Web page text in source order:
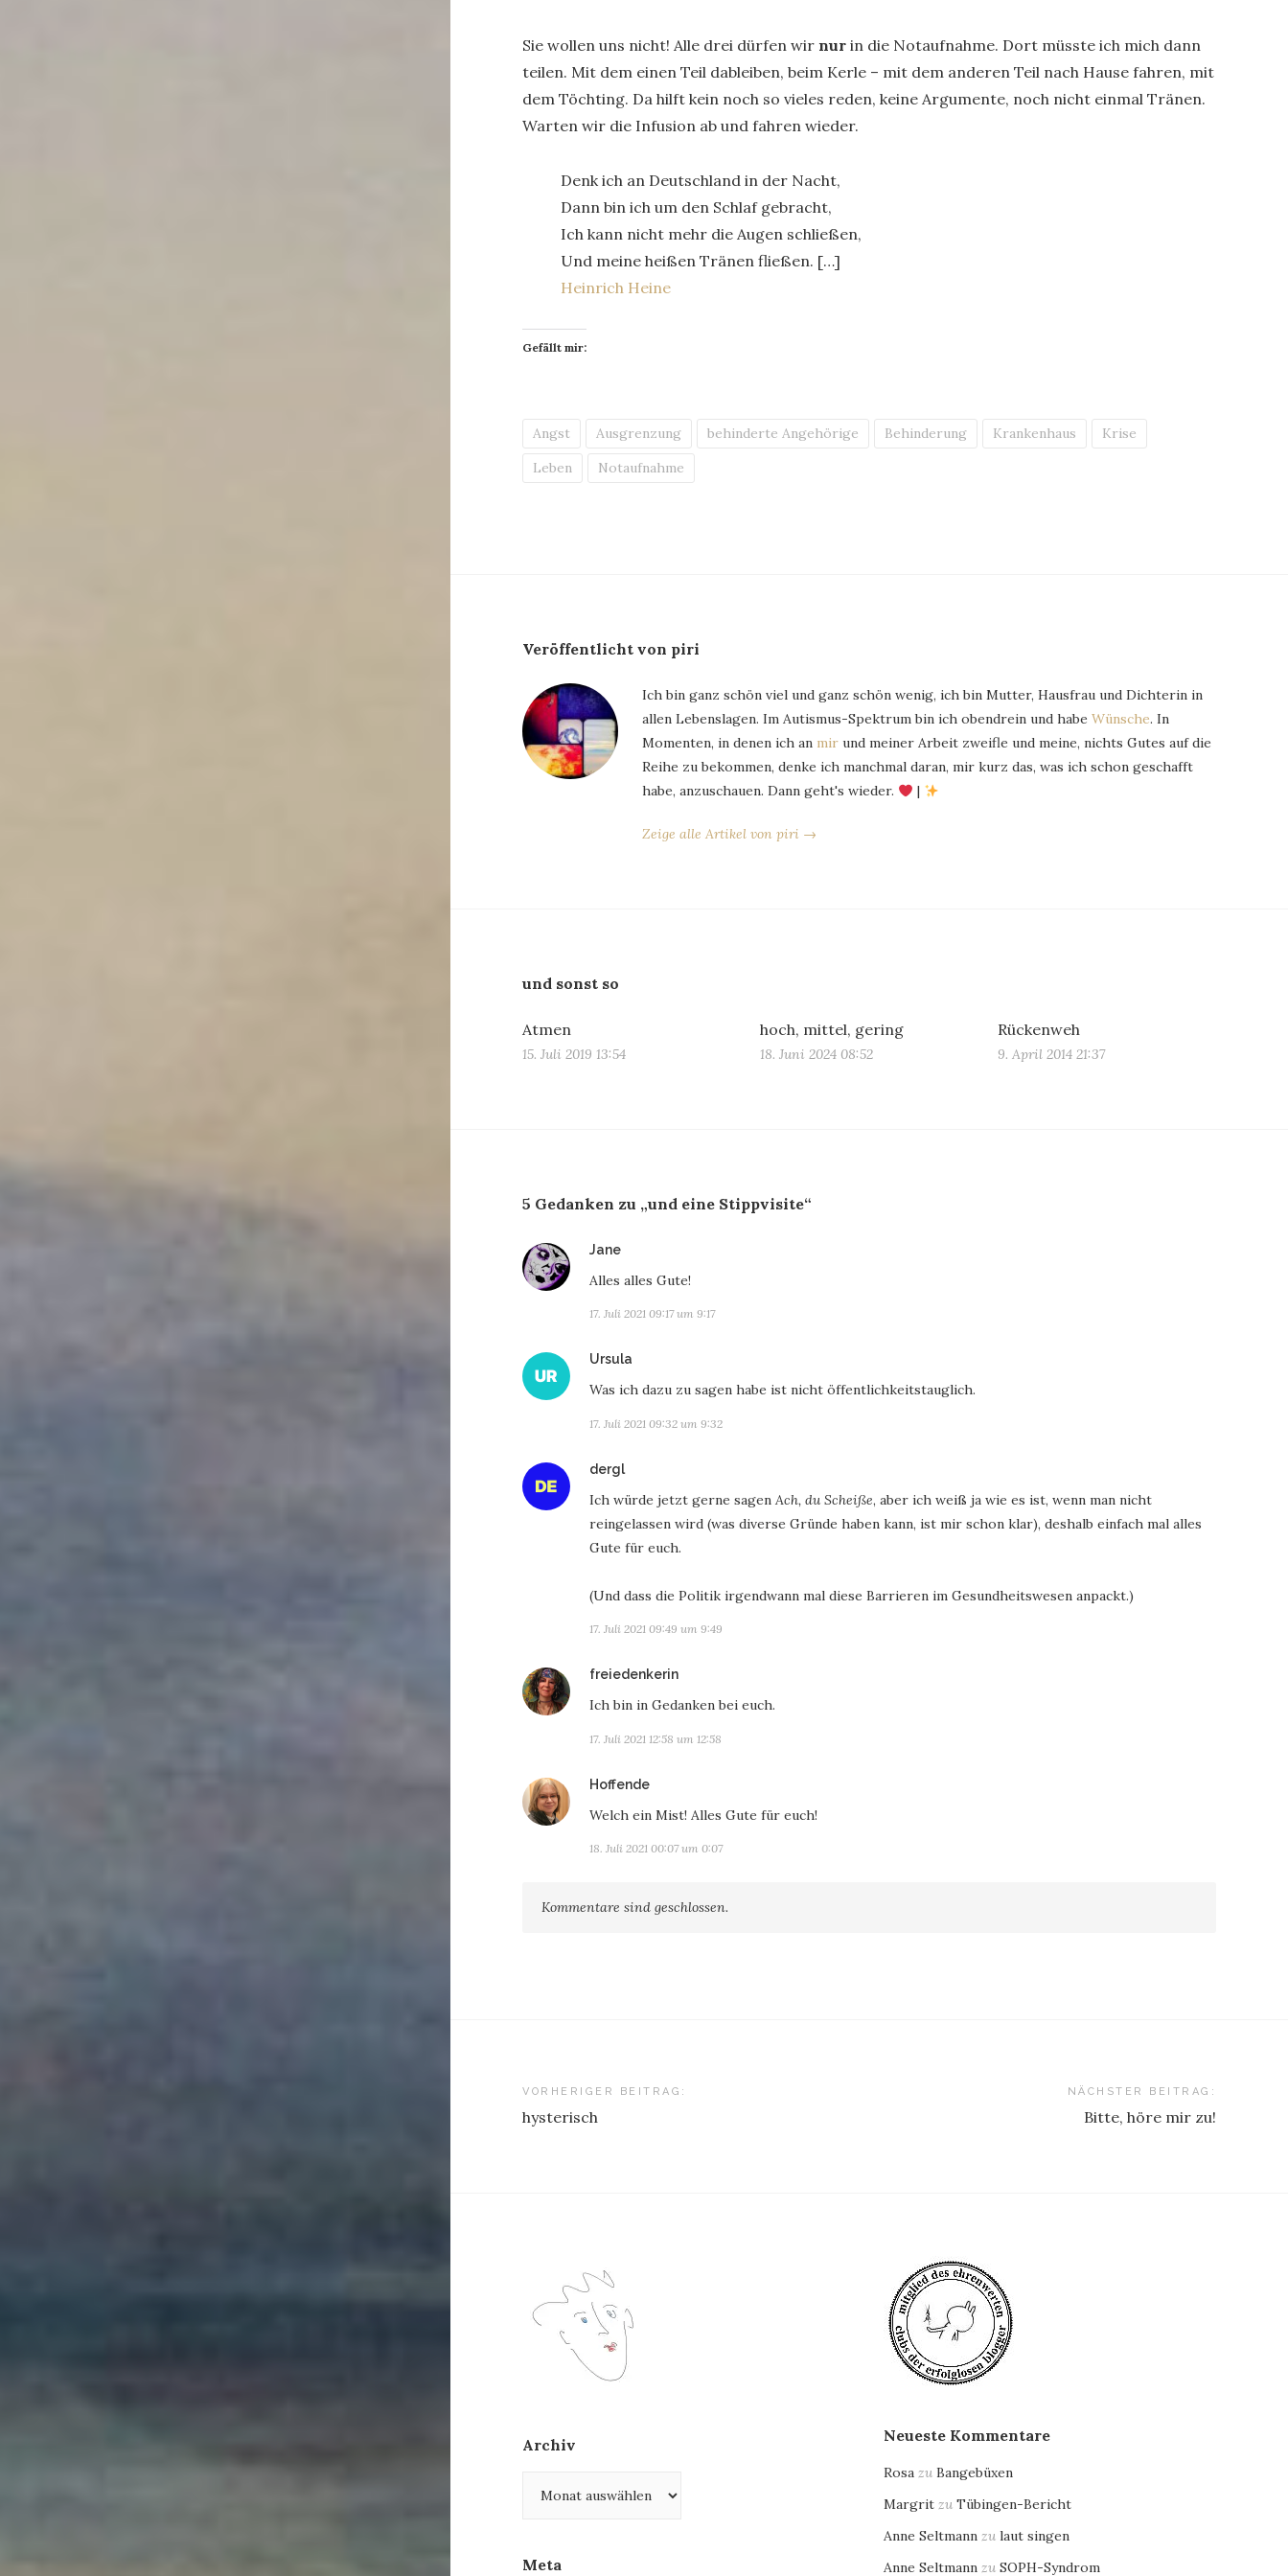
Sie wollen uns nicht! Alle drei dürfen wir nur in die Notaufnahme. Dort müsste ich mich dann
teilen. Mit dem einen Teil dableiben, beim Kerle – mit dem anderen Teil nach Hause fahren, mit
dem Töchting. Da hilft kein noch so vieles reden, keine Argumente, noch nicht einmal Tränen.
Warten wir die Infusion ab und fahren wieder.
Denk ich an Deutschland in der Nacht,
Dann bin ich um den Schlaf gebracht,
Ich kann nicht mehr die Augen schließen,
Und meine heißen Tränen fließen. […]
Heinrich Heine
Gefällt mir:
Angst Ausgrenzung behinderte Angehörige Behinderung Krankenhaus
Krise
Leben
Notaufnahme
Veröffentlicht von piri
Ich bin ganz schön viel und ganz schön wenig, ich bin Mutter, Hausfrau und Dichterin in
allen Lebenslagen. Im Autismus-Spektrum bin ich obendrein und habeWünsche. In
Momenten, in denen ich an mir und meiner Arbeit zweifle und meine, nichts Gutes auf die
Reihe zu bekommen, denke ich manchmal daran, mir kurz das, was ich schon geschafft
habe, anzuschauen. Dann geht's wieder.
|
Zeige alle Artikel von piri →
und sonst so
Atmen
15. Juli 2019 13:54
hoch, mittel, gering
18. Juni 2024 08:52
Rückenweh
9. April 2014 21:37
5 Gedanken zu „und eine Stippvisite“
Janesagt:
Alles alles Gute!
17. Juli 2021 09:17 um 9:17
Ursula
Was ich dazu zu sagen habe ist nicht öffentlichkeitstauglich.
17. Juli 2021 09:32 um 9:32
dergl
Ich würde jetzt gerne sagenAch, du Scheiße, aber ich weiß ja wie es ist, wenn man nicht
reingelassen wird (was diverse Gründe haben kann, ist mir schon klar), deshalb einfach mal alles
Gute für euch.
(Und dass die Politik irgendwann mal diese Barrieren im Gesundheitswesen anpackt.)
17. Juli 2021 09:49 um 9:49
freiedenkerinsagt:
Ich bin in Gedanken bei euch.
17. Juli 2021 12:58 um 12:58
Hoffendesagt:
Welch ein Mist! Alles Gute für euch!
18. Juli 2021 00:07 um 0:07
Kommentare sind geschlossen.
Beitragsnavigation
VORHERIGER BEITRAG:
hysterisch
NÄCHSTER BEITRAG:
Bitte, höre mir zu!
Archiv
Meta
Neueste Kommentare
Rosa zuBangebüxen
Margrit zuTübingen-Bericht
Anne Seltmann zulaut singen
Anne Seltmann zuSOPH-Syndrom